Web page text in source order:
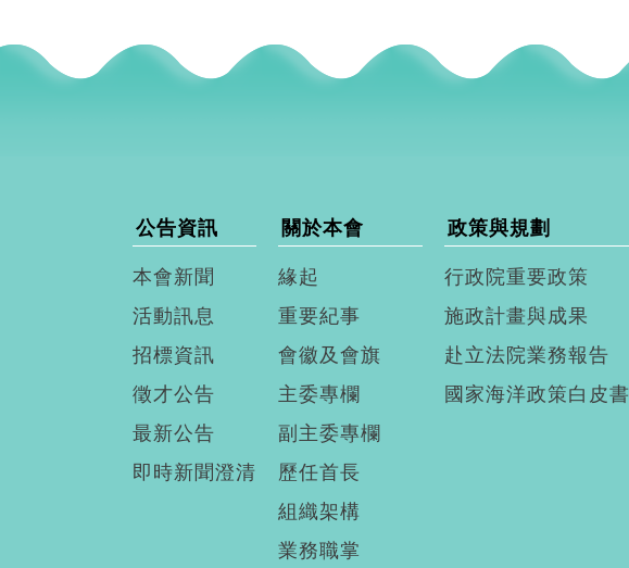
公告資訊
本會新聞
活動訊息
招標資訊
徵才公告
最新公告
即時新聞澄清
關於本會
緣起
重要紀事
會徽及會旗
主委專欄
副主委專欄
歷任首長
組織架構
業務職掌
政策與規劃
行政院重要政策
施政計畫與成果
赴立法院業務報告
國家海洋政策白皮書